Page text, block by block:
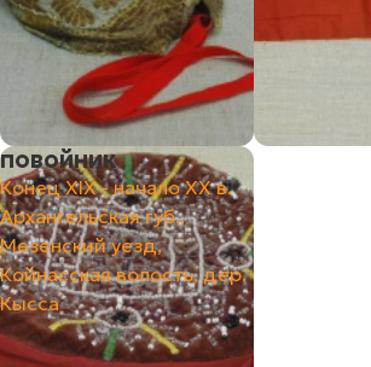
повойник
Конец ХIХ - начало ХХ в.
Архангельская губ.,
Мезенский уезд,
Койнасская волость, дер.
Кысса